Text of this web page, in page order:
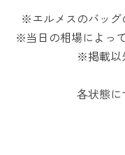
※エルメスのバッグ
※当日の相場によっ
※掲載以
各状態に